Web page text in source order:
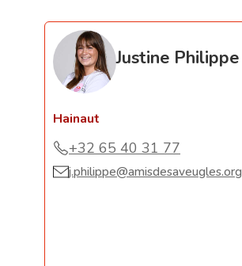
Justine Philippe
Hainaut
+32 65 40 31 77
⁠j.philippe@amisdesaveugles.org